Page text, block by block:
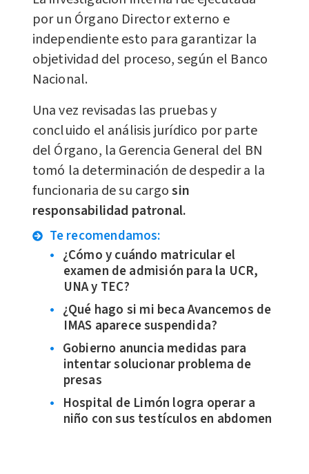
por un Órgano Director externo e
independiente esto para garantizar la
objetividad del proceso, según el Banco
Nacional.
Una vez revisadas las pruebas y
concluido el análisis jurídico por parte
del Órgano, la Gerencia General del BN
tomó la determinación de despedir a la
funcionaria de su cargosin
responsabilidad patronal.
Te recomendamos:
¿Cómo y cuándo matricular el
examen de admisión para la UCR,
UNA y TEC?
¿Qué hago si mi beca Avancemos de
IMAS aparece suspendida?
Gobierno anuncia medidas para
intentar solucionar problema de
presas
Hospital de Limón logra operar a
niño con sus testículos en abdomen